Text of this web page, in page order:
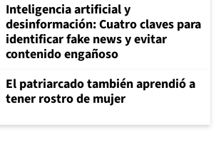
Inteligencia artificial y
desinformación: Cuatro claves para
identificar fake news y evitar
contenido engañoso
El patriarcado también aprendió a
tener rostro de mujer